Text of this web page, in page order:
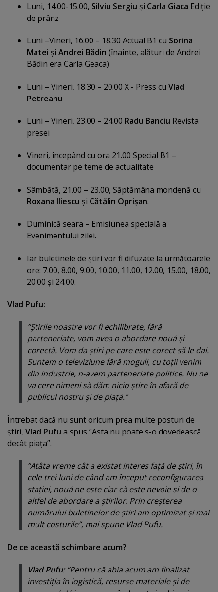
Luni, 14.00-15.00, Silviu Sergiu şi Carla Giaca Ediţie
de prânz
Luni –Vineri, 16.00 – 18.30 Actual B1 cu Sorina
Matei şi Andrei Bădin (înainte, alături de Andrei
Bădin era Carla Geaca)
Luni – Vineri, 18.30 – 20.00 X - Press cu Vlad
Petreanu
Luni – Vineri, 23.00 – 24.00 Radu Banciu Revista
presei
Vineri, începând cu ora 21.00 Special B1 –
documentar pe teme de actualitate
Sâmbătă, 21.00 – 23.00, Săptămâna mondenă cu
Roxana Iliescu şi Cătălin Oprişan.
Duminică seara – Emisiunea specială a
Evenimentului zilei.
Iar buletinele de ştiri vor fi difuzate la următoarele
ore: 7.00, 8.00, 9.00, 10.00, 11.00, 12.00, 15.00, 18.00,
20.00 şi 24.00.
Vlad Pufu:
“Ştirile noastre vor fi echilibrate, fără
parteneriate, vom avea o abordare nouă şi
corectă. Vom da ştiri pe care este corect să le dai.
Suntem o televiziune fără moguli, cu toţii venim
din industrie, n-avem parteneriate politice. Nu ne
va cere nimeni să dăm nicio ştire în afară de
publicul nostru şi de piaţă.”
Întrebat dacă nu sunt oricum prea multe posturi de
ştiri, Vlad Pufu a spus “Asta nu poate s-o dovedească
decât piaţa”.
“Atâta vreme cât a existat interes faţă de ştiri, în
cele trei luni de când am început reconfigurarea
staţiei, nouă ne este clar că este nevoie şi de o
altfel de abordare a ştirilor. Prin creşterea
numărului buletinelor de ştiri am optimizat şi mai
mult costurile”, mai spune Vlad Pufu.
De ce această schimbare acum?
Vlad Pufu: “Pentru că abia acum am finalizat
investiţia în logistică, resurse materiale şi de